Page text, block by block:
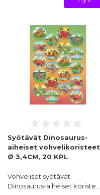
Syötävät Dinosaurus-
aiheiset vohvelikoristeet
Ø 3,4CM, 20 KPL
Vohveliset syötävät
Dinosaurus-aiheiset koriste…